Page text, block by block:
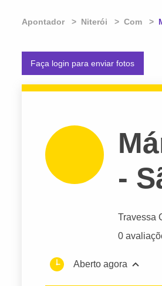
Apontador Niterói Com
Faça login para enviar fotos
-
Travessa
0
Aberto agora